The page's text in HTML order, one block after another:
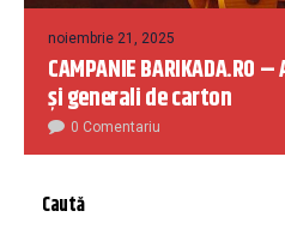
noiembrie 21, 2025
CAMPANIE
și generali de carton
0 Comentariu